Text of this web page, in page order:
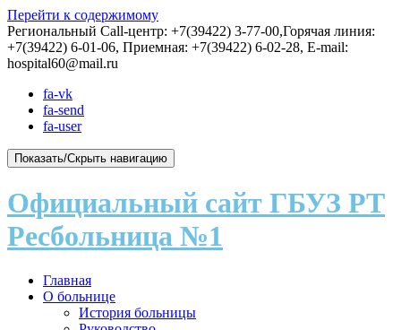
Перейти к содержимому
Региональный Call-центр: +7(39422) 3-77-00,Горячая линия:
+7(39422) 6-01-06, Приемная: +7(39422) 6-02-28, E-mail:
hospital60@mail.ru
fa-vk
fa-send
fa-user
Показать/Скрыть навигацию
Официальный сайт ГБУЗ РТ
Ресбольница №1
Главная
О больнице
История больницы